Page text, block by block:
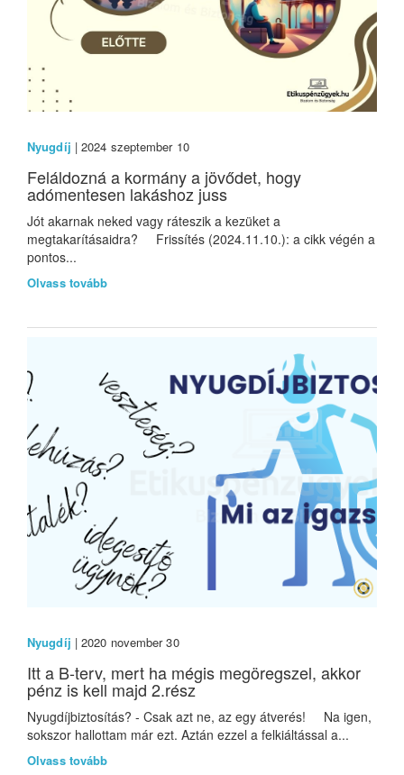
Nyugdíj | 2024 szeptember 10
Feláldozná a kormány a jövődet, hogy
adómentesen lakáshoz juss
Jót akarnak neked vagy ráteszik a kezüket a
megtakarításaidra? Frissítés (2024.11.10.): a cikk végén a
pontos...
Olvass tovább
Nyugdíj | 2020 november 30
Itt a B-terv, mert ha mégis megöregszel, akkor
pénz is kell majd 2.rész
Nyugdíjbiztosítás? - Csak azt ne, az egy átverés! Na igen,
sokszor hallottam már ezt. Aztán ezzel a felkiáltással a...
Olvass tovább